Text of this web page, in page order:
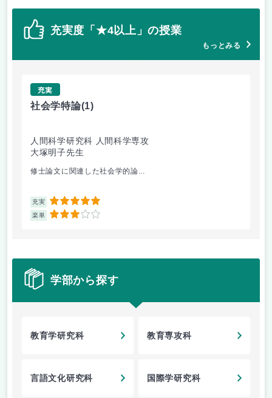
充実度「★4以上」の授業
もっとみる
充実
社会学特論(1)
人間科学研究科 人間科学専攻
大塚明子先生
修士論文に関連した社会学的論...
充実 5
楽単 3
学部から探す
教育学研究科 教育専攻科
言語文化研究科 国際学研究科